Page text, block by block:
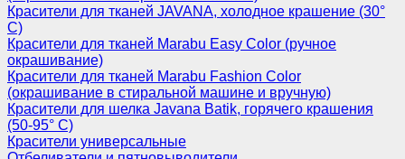
Красители для тканей JAVANA, холодное крашение (30°
С)
Красители для тканей Marabu Easy Color (ручное
окрашивание)
Красители для тканей Marabu Fashion Color
(окрашивание в стиральной машине и вручную)
Красители для шелка Javana Batik, горячего крашения
(50-95° С)
Красители универсальные